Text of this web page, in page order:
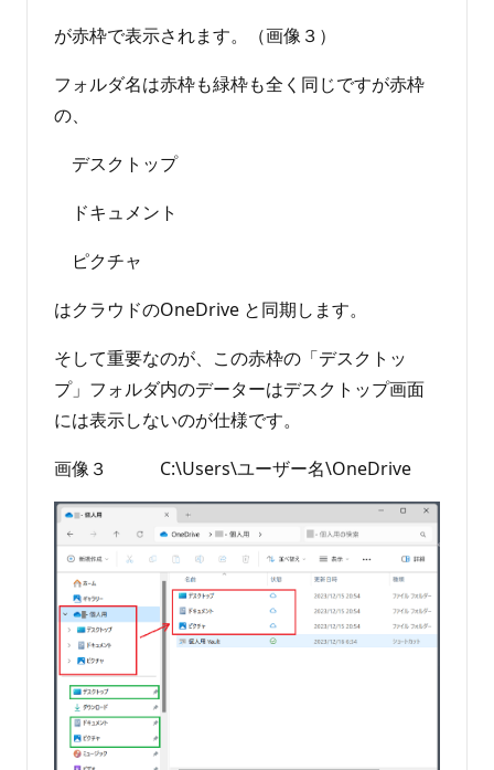
が赤枠で表示されます。（画像３）
フォルダ名は赤枠も緑枠も全く同じですが赤枠
の、
デスクトップ
ドキュメント
ピクチャ
はクラウドのOneDrive と同期します。
そして重要なのが、この赤枠の「デスクトッ
プ」フォルダ内のデーターはデスクトップ画面
には表示しないのが仕様です。
画像３ C:\Users\ユーザー名\OneDrive